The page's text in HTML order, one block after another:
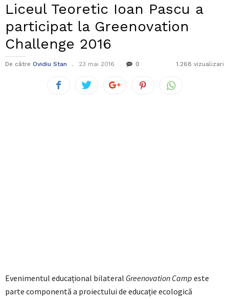
Liceul Teoretic Ioan Pascu a
participat la Greenovation
Challenge 2016
De către Ovidiu Stan 23 mai 2016 0 1.268 vizualizari
Evenimentul educațional bilateral Greenovation Camp este
parte componentă a proiectului de educație ecologică